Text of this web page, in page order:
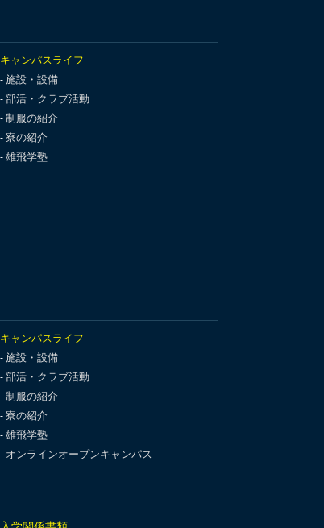
キャンパスライフ
施設・設備
部活・クラブ活動
制服の紹介
寮の紹介
雄飛学塾
キャンパスライフ
施設・設備
部活・クラブ活動
制服の紹介
寮の紹介
雄飛学塾
オンラインオープンキャンパス